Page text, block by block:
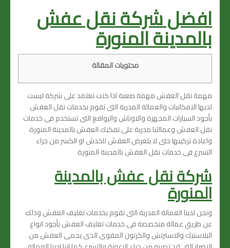
افضل شركة نقل عفش
بالمدينة المنورة
محتويات المقالة
مهمة نقل العفش مهمة صعبة اذا كنت تعتمد على شركة ليست
لديها الامكانيات والعمالة المدربة التى تقوم بخدمات نقل العفش
بأجود السيارات المجهزة والاوناش والروافع التى تستخدم فى خدمات
نقل العفش وعمالتنا مدربة على تفكيك العفش بالمدينة المنورة
واعادة تركيبها حتى لا يتعرض العفش للخدش او الكسر من جراء
التسرع فى خدمات نقل العفش بالمدينة المنورة
شركة نقل عفش بالمدينة
المنورة
ونحن لدينا العمالة المدربة التى تقوم بخدمات تغليف العفش وذلك
عن طريق عمالة متخصصة فى خدمات تغليف العفش بأجود انواع
البلاستيك والاسترتش والكرتون المقوى الذى يحمى العفش من